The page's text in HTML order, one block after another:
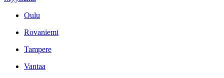
Oulu
Rovaniemi
Tampere
Vantaa